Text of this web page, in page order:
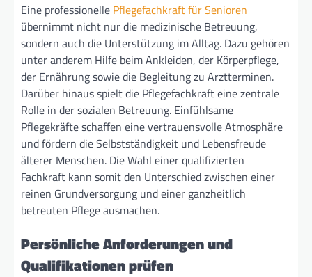
Eine professionelle Pflegefachkraft für Senioren
übernimmt nicht nur die medizinische Betreuung,
sondern auch die Unterstützung im Alltag. Dazu gehören
unter anderem Hilfe beim Ankleiden, der Körperpflege,
der Ernährung sowie die Begleitung zu Arztterminen.
Darüber hinaus spielt die Pflegefachkraft eine zentrale
Rolle in der sozialen Betreuung. Einfühlsame
Pflegekräfte schaffen eine vertrauensvolle Atmosphäre
und fördern die Selbstständigkeit und Lebensfreude
älterer Menschen. Die Wahl einer qualifizierten
Fachkraft kann somit den Unterschied zwischen einer
reinen Grundversorgung und einer ganzheitlich
betreuten Pflege ausmachen.
Persönliche Anforderungen und
Qualifikationen prüfen